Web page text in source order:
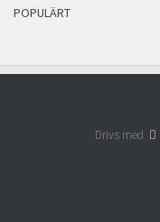
POPULÄRT
Drivs med